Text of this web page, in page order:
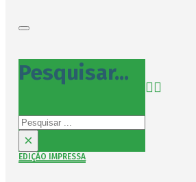
Pesquisar...
Pesquisar
×
EDIÇÃO IMPRESSA